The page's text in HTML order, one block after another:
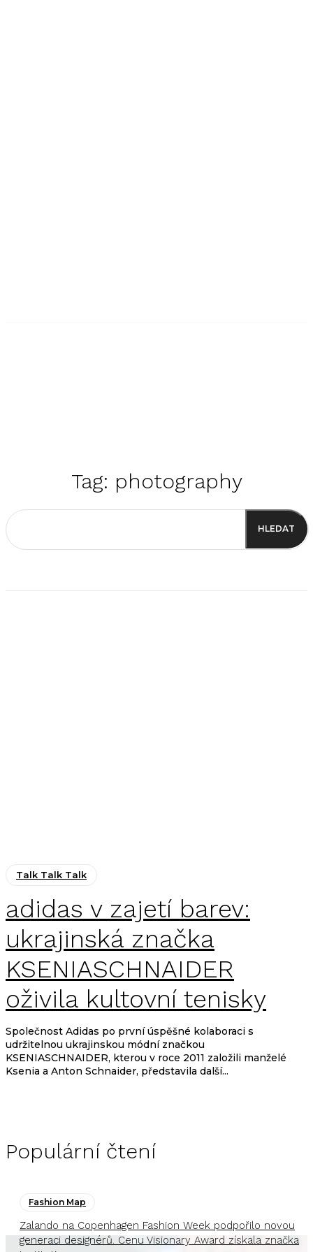
Tag: photography
HLEDAT
Talk Talk Talk
adidas v zajetí barev:
ukrajinská značka
KSENIASCHNAIDER
oživila kultovní tenisky
Společnost Adidas po první úspěšné kolaboraci s
udržitelnou ukrajinskou módní značkou
KSENIASCHNAIDER, kterou v roce 2011 založili manželé
Ksenia a Anton Schnaider, představila další...
Populární čtení
Fashion Map
Zalando na Copenhagen Fashion Week podpořilo novou
generaci designérů. Cenu Visionary Award získala značka